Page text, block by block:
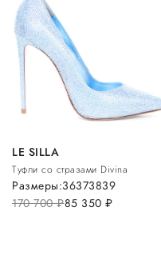
LE SILLA
Туфли со стразами Divina
170 700руб.85 350 руб.
Размеры:36373839